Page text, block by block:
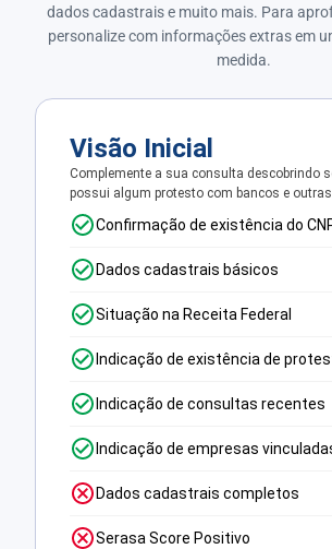
dados cadastrais e muito mais. Para
personalize com informações extras em
medida.
Visão Inicial
Complemente a sua consulta descobrindo
possui algum protesto com bancos e
Confirmação de existência do
Dados cadastrais básicos
Situação na Receita Federal
Indicação de existência de
Indicação de consultas recentes
Indicação de empresas
Dados cadastrais completos
Serasa Score Positivo